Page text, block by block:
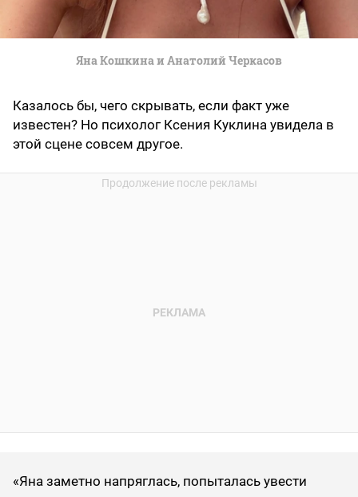
Яна Кошкина и Анатолий Черкасов
Казалось бы, чего скрывать, если факт уже
известен? Но психолог Ксения Куклина увидела в
этой сцене совсем другое.
«Яна заметно напряглась, попыталась увести